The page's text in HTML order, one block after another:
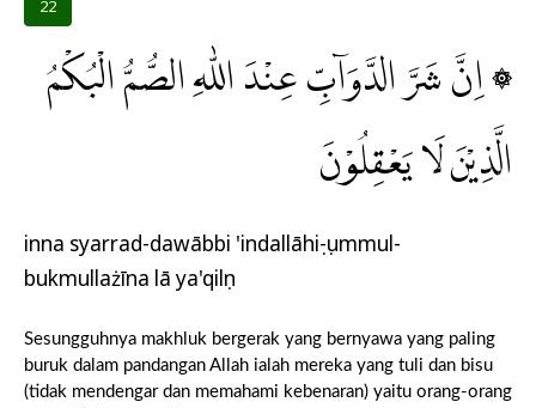
22
۞ اِنَّ شَرَّ الدَّوَاۤبِّ عِنْدَ اللّٰهِ الصُّمُّ الْبُكْمُ
الَّذِيْنَ لَا يَعْقِلُوْنَ
inna syarrad-dawābbi 'indallāhiṣ-ṣummul-
bukmullażīna lā ya'qilụn
Sesungguhnya makhluk bergerak yang bernyawa yang paling
buruk dalam pandangan Allah ialah mereka yang tuli dan bisu
(tidak mendengar dan memahami kebenaran) yaitu orang-orang